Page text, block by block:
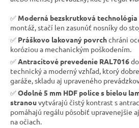
✅ Moderná bezskrutková technológia
montáž, stačí len zasunúť nosníky do
✅ Práškovo lakovaný povrchchráni
koróziou a mechanickým poškodením.
✅ Antracitové prevedenie RAL7016
technický a moderný vzhľad, ktorý
garáže, skladu aj upraveného
✅Odolné 5 mm HDF police s bielou
stranouvytvárajú čistý kontrast s
pomáhajú regálu pôsobiť upravenejšie
na očiach.